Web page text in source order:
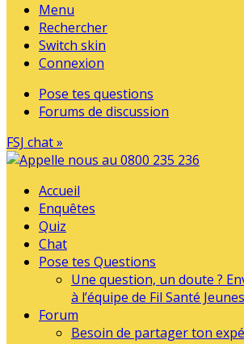
Menu
Rechercher
Switch skin
Connexion
Pose tes questions
Forums de discussion
FSJ chat »
Accueil
Enquêtes
Quiz
Chat
Pose tes Questions
Une question, un doute ?
à l’équipe de Fil Santé Jeunes
Forum
Besoin de partager ton